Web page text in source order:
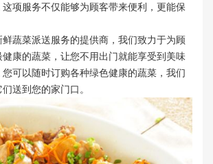
项服务不仅能够为顾客带来便利，更能保
蔬菜派送服务的提供商，我们致力于为顾
康的蔬菜，让您不用出门就能享受到美味
可以随时订购各种绿色健康的蔬菜，我们
送到您的家门口。